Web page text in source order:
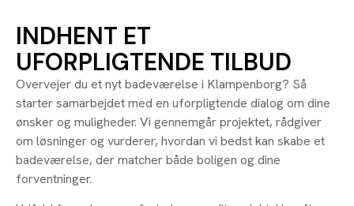
INDHENT ET
UFORPLIGTENDE TILBUD
Overvejer du et nyt badeværelse i Klampenborg? Så
starter samarbejdet med en uforpligtende dialog om dine
ønsker og muligheder. Vi gennemgår projektet, rådgiver
om løsninger og vurderer, hvordan vi bedst kan skabe et
badeværelse, der matcher både boligen og dine
forventninger.